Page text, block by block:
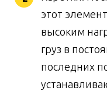
этот
высоким
груз в
последних